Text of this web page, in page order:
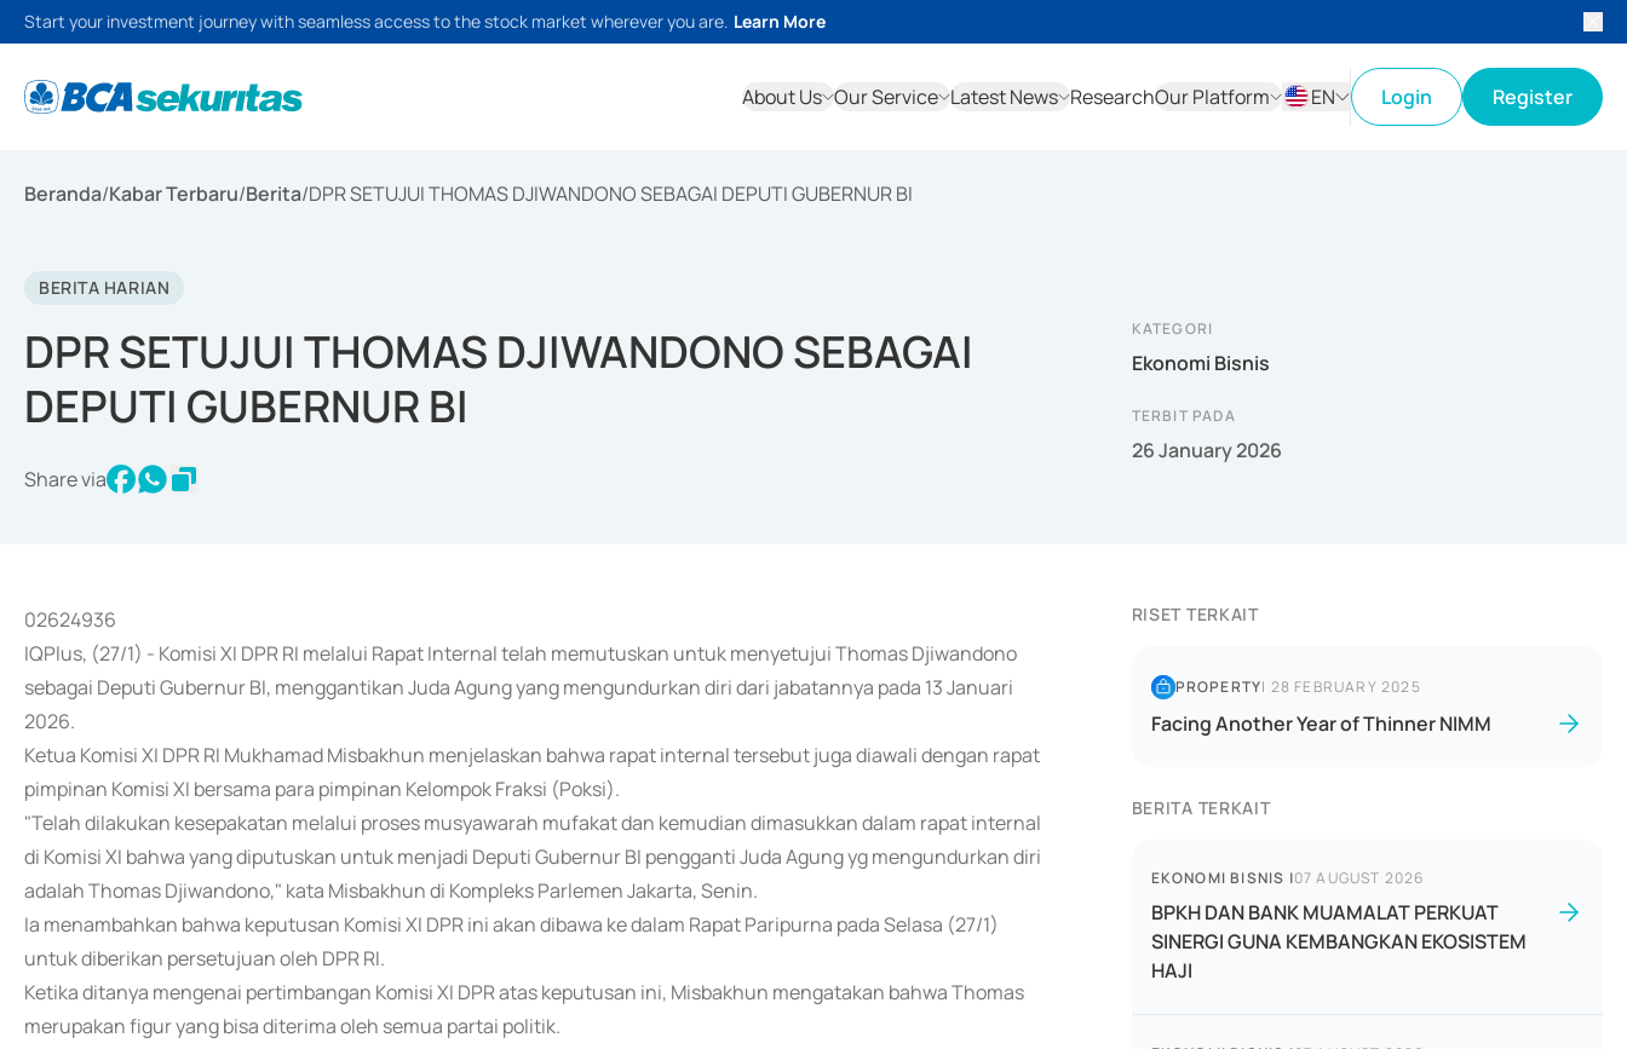
Start your investment journey with seamless access to the stock market wherever you are. Learn More
About Us Our Service Latest News ResearchOur Platform
EN
Login Register
Beranda/Kabar Terbaru/Berita/DPR SETUJUI THOMAS DJIWANDONO SEBAGAI DEPUTI GUBERNUR BI
BERITA HARIAN
DPR SETUJUI THOMAS DJIWANDONO SEBAGAI
DEPUTI GUBERNUR BI
Share via
KATEGORI
Ekonomi Bisnis
TERBIT PADA
26 January 2026
02624936
IQPlus, (27/1) - Komisi XI DPR RI melalui Rapat Internal telah memutuskan untuk menyetujui Thomas Djiwandono
sebagai Deputi Gubernur BI, menggantikan Juda Agung yang mengundurkan diri dari jabatannya pada 13 Januari
2026.
Ketua Komisi XI DPR RI Mukhamad Misbakhun menjelaskan bahwa rapat internal tersebut juga diawali dengan rapat
pimpinan Komisi XI bersama para pimpinan Kelompok Fraksi (Poksi).
"Telah dilakukan kesepakatan melalui proses musyawarah mufakat dan kemudian dimasukkan dalam rapat internal
di Komisi XI bahwa yang diputuskan untuk menjadi Deputi Gubernur BI pengganti Juda Agung yg mengundurkan diri
adalah Thomas Djiwandono," kata Misbakhun di Kompleks Parlemen Jakarta, Senin.
Ia menambahkan bahwa keputusan Komisi XI DPR ini akan dibawa ke dalam Rapat Paripurna pada Selasa (27/1)
untuk diberikan persetujuan oleh DPR RI.
Ketika ditanya mengenai pertimbangan Komisi XI DPR atas keputusan ini, Misbakhun mengatakan bahwa Thomas
merupakan figur yang bisa diterima oleh semua partai politik.
RISET TERKAIT
PROPERTY| 28 FEBRUARY 2025
Facing Another Year of Thinner NIMM
BERITA TERKAIT
EKONOMI BISNIS |07 AUGUST 2026
BPKH DAN BANK MUAMALAT PERKUAT
SINERGI GUNA KEMBANGKAN EKOSISTEM
HAJI